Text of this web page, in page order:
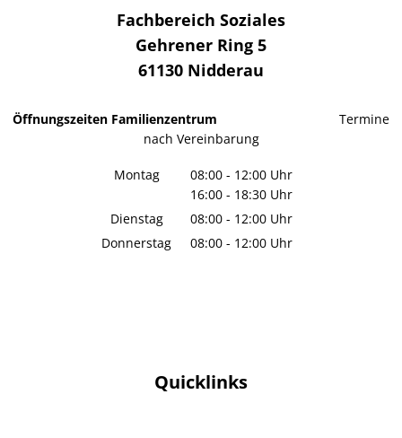
Fachbereich Soziales
Gehrener Ring 5
61130 Nidderau
Öffnungszeiten Familienzentrum Termine
nach Vereinbarung
Montag 08:00 - 12:00 Uhr
Von 08:00 bis 12:00 Uhr
16:00 - 18:30 Uhr
Von 16:00 bis 18:30 Uhr
Dienstag 08:00 - 12:00 Uhr
Von 08:00 bis 12:00 Uhr
Donnerstag 08:00 - 12:00 Uhr
Quicklinks